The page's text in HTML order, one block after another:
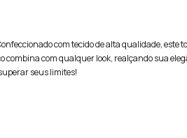
com tecido de alta qualidade, este
com qualquer look, realçando sua
seus limites!